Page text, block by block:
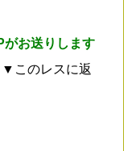
がお送りします
▼このレスに返